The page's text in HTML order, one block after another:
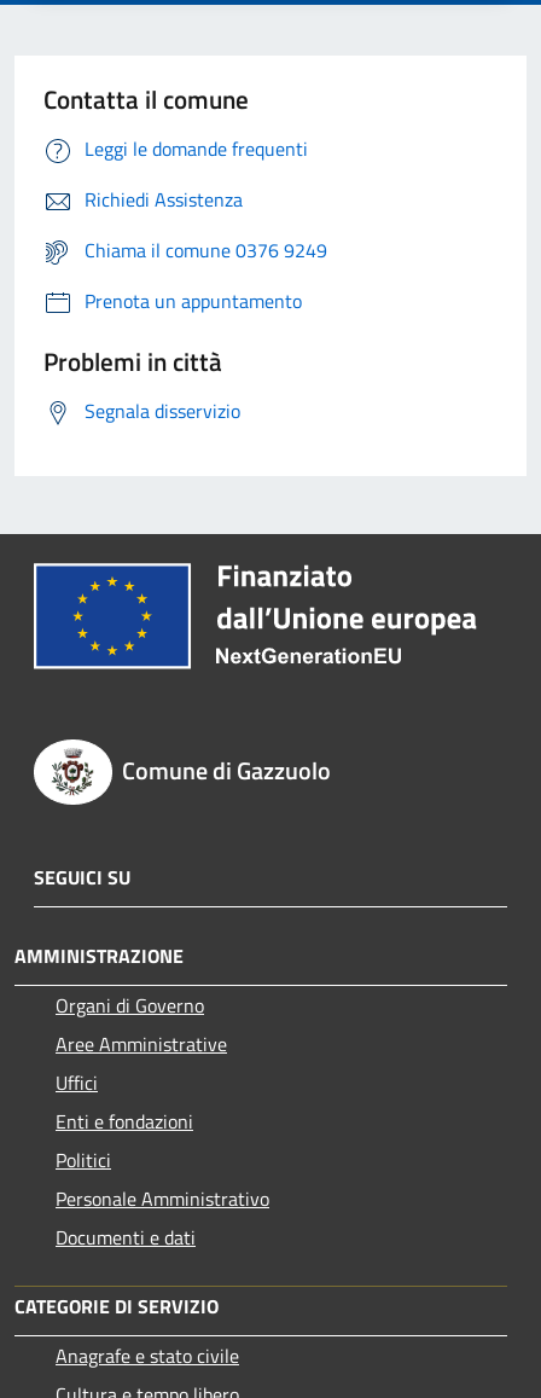
Contatta il comune
Leggi le domande frequenti
Richiedi Assistenza
Chiama il comune 0376 9249
Prenota un appuntamento
Problemi in città
Segnala disservizio
Comune di Gazzuolo
SEGUICI SU
AMMINISTRAZIONE
Organi di Governo
Aree Amministrative
Uffici
Enti e fondazioni
Politici
Personale Amministrativo
Documenti e dati
CATEGORIE DI SERVIZIO
Anagrafe e stato civile